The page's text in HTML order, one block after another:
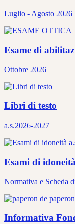
Luglio - Agosto 2026
Esame di
Ottobre 2026
Libri di testo
a.s.2026-2027
Esami di
Normativa e Scheda
Informativa